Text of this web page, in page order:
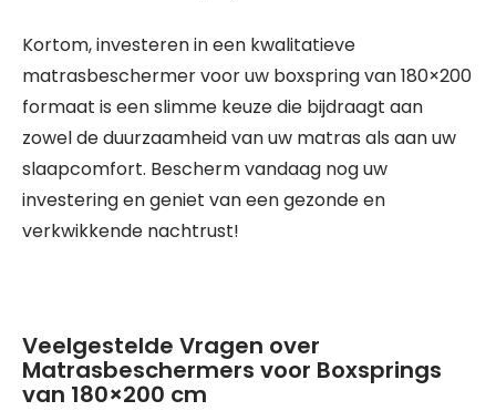
Kortom, investeren in een kwalitatieve
matrasbeschermer voor uw boxspring van 180×200
formaat is een slimme keuze die bijdraagt aan
zowel de duurzaamheid van uw matras als aan uw
slaapcomfort. Bescherm vandaag nog uw
investering en geniet van een gezonde en
verkwikkende nachtrust!
Veelgestelde Vragen over
Matrasbeschermers voor Boxsprings
van 180×200 cm